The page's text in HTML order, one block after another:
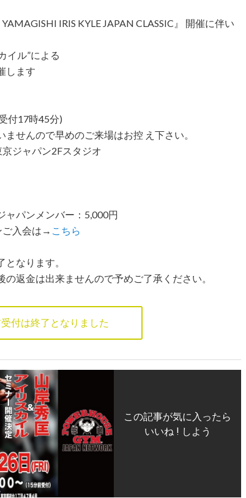
IRIS KYLE JAPAN CLASSIC』 開催に伴い
イル”による
します
付17時45分)
せんので早めのご来場はお控 え下さい。
ジャパン2Fスタジオ
ャパンメンバー：5,000円
ご入会は→ こちら
なります。
返金は出来ませんので予めご了承ください。
付は終了となりました
この記事が気に入ったら
いいね ! しよう